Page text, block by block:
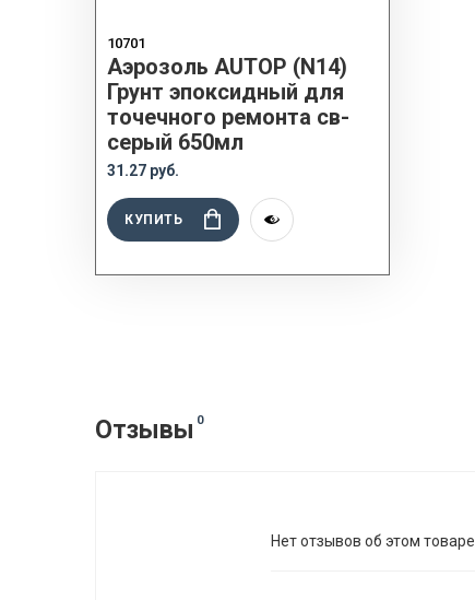
10701
Аэрозоль AUTOP (N14)
Грунт эпоксидный для
точечного ремонта св-
серый 650мл
31.27 руб.
КУПИТЬ
Отзывы 0
Нет отзывов об этом товаре.